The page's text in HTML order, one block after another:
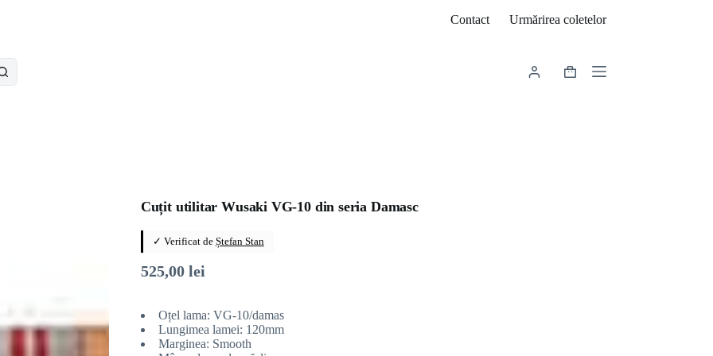
Contact Urmărirea coletelor
Coș
Cuțit utilitar Wusaki VG-10 din seria Damasc
✓ Verificat de Ștefan Stan
525,00 lei
Oțel lama: VG-10/damas
Lungimea lamei: 120mm
Marginea: Smooth